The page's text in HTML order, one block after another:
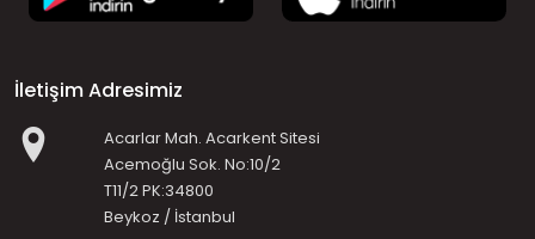
İletişim Adresimiz
Acarlar Mah. Acarkent Sitesi
Acemoğlu Sok. No:10/2
T11/2 PK:34800
Beykoz / İstanbul